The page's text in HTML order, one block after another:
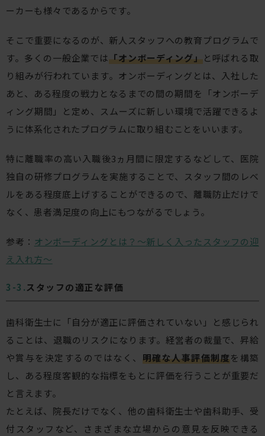
ーカーも様々であるからです。
そこで重要になるのが、新人スタッフへの教育プログラムで
す。多くの一般企業では「オンボーディング」と呼ばれる取
り組みが行われています。オンボーディングとは、入社した
あと、ある程度の戦力となるまでの間の期間を「オンボーデ
ィング期間」と定め、スムーズに新しい環境で活躍できるよ
うに体系化されたプログラムに取り組むことをいいます。
特に離職率の高い入職後3ヵ月間に限定するなどして、医院
独自の研修プログラムを実施することで、スタッフ間のレベ
ルをある程度底上げすることができるので、離職防止だけで
なく、患者満足度の向上にもつながるでしょう。
参考： オンボーディングとは？〜新しく入ったスタッフの迎
え入れ方〜
スタッフの適正な評価
歯科衛生士に「自分が適正に評価されていない」と感じられ
ることは、退職のリスクになります。経営者の裁量で、昇給
や賞与を決定するのではなく、 明確な人事評価制度を構築
し、ある程度客観的な指標をもとに評価を行うことが重要だ
と言えます。
たとえば、院長だけでなく、他の歯科衛生士や歯科助手、受
付スタッフなど、さまざまな立場からの意見を反映できる